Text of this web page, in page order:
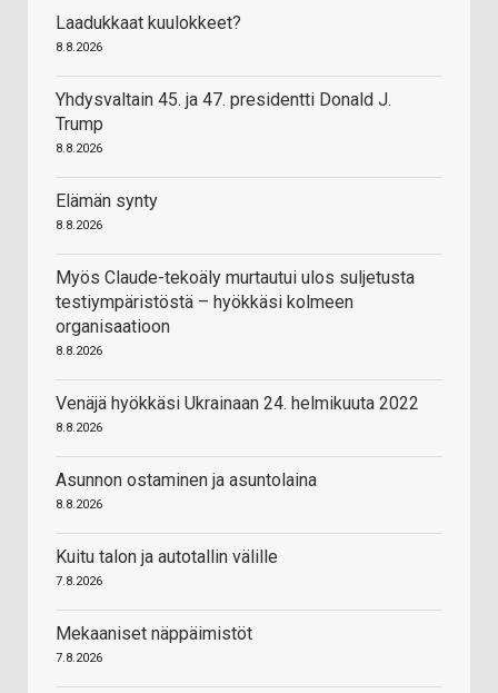
Laadukkaat kuulokkeet?
8.8.2026
Yhdysvaltain 45. ja 47. presidentti Donald J.
Trump
8.8.2026
Elämän synty
8.8.2026
Myös Claude-tekoäly murtautui ulos suljetusta
testiympäristöstä – hyökkäsi kolmeen
organisaatioon
8.8.2026
Venäjä hyökkäsi Ukrainaan 24. helmikuuta 2022
8.8.2026
Asunnon ostaminen ja asuntolaina
8.8.2026
Kuitu talon ja autotallin välille
7.8.2026
Mekaaniset näppäimistöt
7.8.2026